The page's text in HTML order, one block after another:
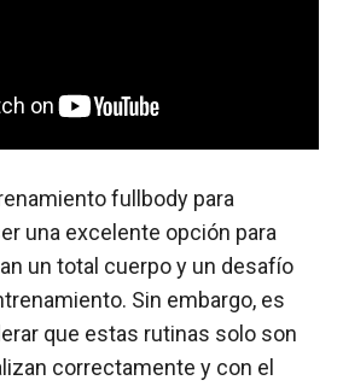
fullbody para
una excelente opción para
un total cuerpo y un desafío
Sin embargo, es
que estas rutinas solo son
correctamente y con el